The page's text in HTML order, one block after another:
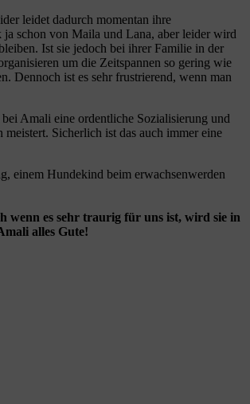
leidet dadurch momentan ihre
ja schon von Maila und Lana, aber leider wird
Ist sie jedoch bei ihrer Familie in der
um die Zeitspannen so gering wie
Dennoch ist es sehr frustrierend, wenn man
Amali eine ordentliche Sozialisierung und
Sicherlich ist das auch immer eine
einem Hundekind beim erwachsenwerden
wenn es sehr traurig für uns ist, wird sie in
alles Gute!